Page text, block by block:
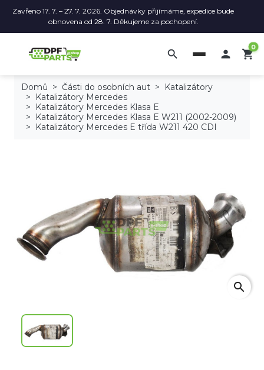
Zavřeno 17. 7. – 27. 7. 2026. Objednávky přijímáme, expedice bude
obnovena od 28. 7. Děkujeme za pochopení.
search  shopping_cart
0
Domů Části do osobních aut
Katalizátory
Katalizátory Mercedes
Katalizátory Mercedes Klasa E
Katalizátory Mercedes Klasa E W211 (2002-2009)
Katalizátory Mercedes E třída W211 420 CDI
search